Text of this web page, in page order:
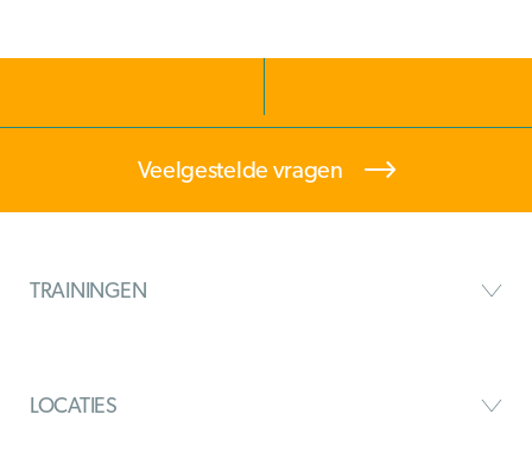
Veelgestelde vragen
TRAININGEN
LOCATIES